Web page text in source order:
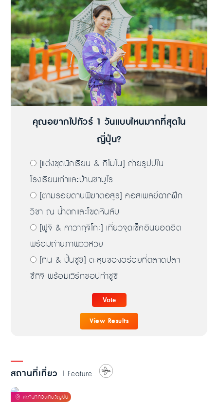
คุณอยากไปทัวร์ 1 วันแบบไหนมากที่สุดใน
ญี่ปุ่น?
[แต่งชุดนักเรียน & กิโมโน] ถ่ายรูปปใน
โรงเรียนเก่าและบ้านซามูไร
[ตามรอยดาบพิฆาตอสูร] คอสเพลย์ฉากฝึก
วิชา ณ น้ำตกและโขดหินลับ
[ฟูจิ & คาวากุจิโกะ] เที่ยวจุดเช็คอินยอดฮิต
พร้อมถ่ายภาพวิวสวย
[กิน & ปั้นซูชิ] ตะลุยของอร่อยที่ตลาดปลา
ซึกิจิ พร้อมเวิร์กชอปทำซูชิ
View Results
สถานที่เที่ยว | Feature